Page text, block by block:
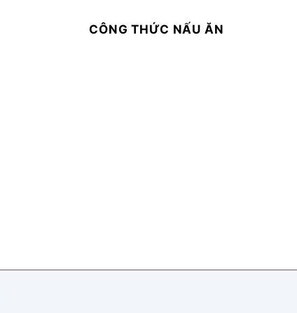
CÔNG THỨC NẤU ĂN